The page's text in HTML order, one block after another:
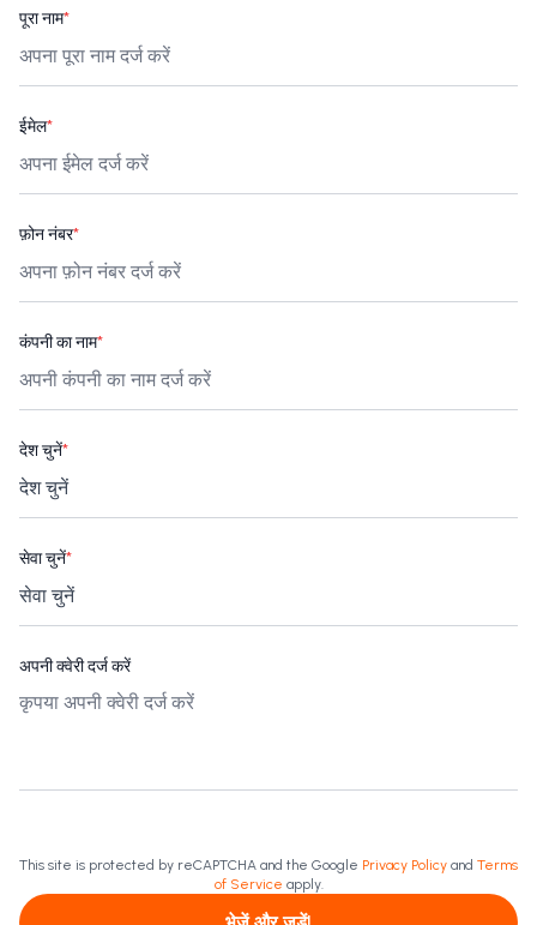
पूरा नाम*
ईमेल*
फ़ोन नंबर*
कंपनी का नाम*
देश चुनें*
सेवा चुनें*
अपनी क्वेरी दर्ज करें
This site is protected by reCAPTCHA and the Google Privacy Policy and Terms
of Service apply.